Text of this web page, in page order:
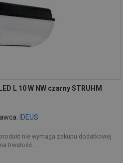
L 10 W NW czarny STRUHM
IDEUS
nie wymaga zakupu dodatkowej
trwałość...